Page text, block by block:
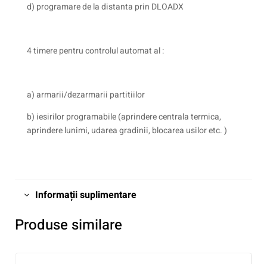
d) programare de la distanta prin DLOADX
4 timere pentru controlul automat al :
a) armarii/dezarmarii partitiilor
b) iesirilor programabile (aprindere centrala termica,
aprindere lunimi, udarea gradinii, blocarea usilor etc. )
Informații suplimentare
Produse similare